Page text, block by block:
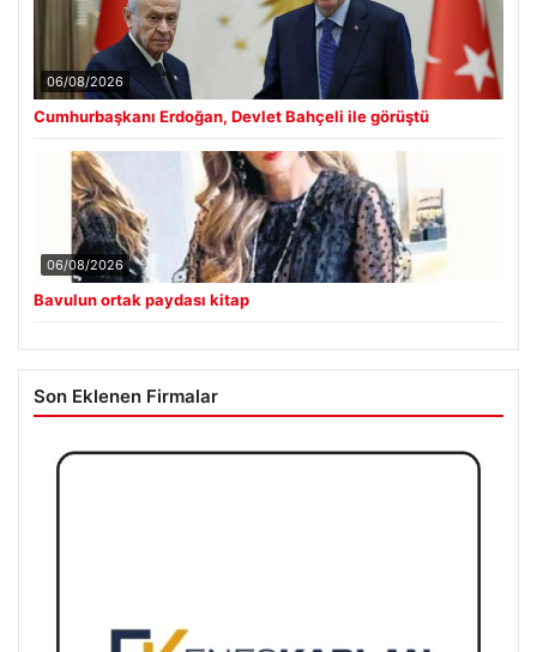
06/08/2026
Cumhurbaşkanı Erdoğan, Devlet Bahçeli ile görüştü
06/08/2026
Bavulun ortak paydası kitap
Son Eklenen Firmalar